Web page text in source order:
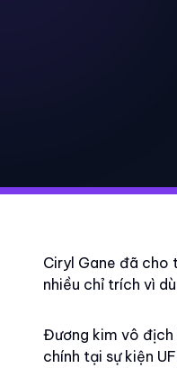
Ciryl Gane đã cho
nhiều chỉ trích vì
Đương kim vô địch
chính tại sự kiện